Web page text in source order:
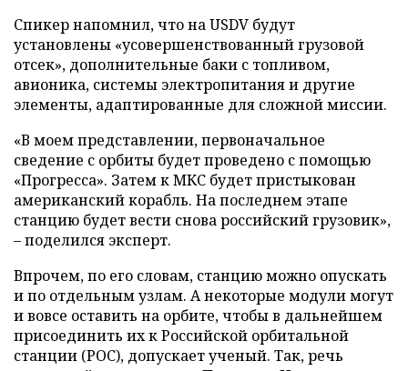
Спикер напомнил, что на USDV будут
установлены «усовершенствованный грузовой
отсек», дополнительные баки с топливом,
авионика, системы электропитания и другие
элементы, адаптированные для сложной миссии.
«В моем представлении, первоначальное
сведение с орбиты будет проведено с помощью
«Прогресса». Затем к МКС будет пристыкован
американский корабль. На последнем этапе
станцию будет вести снова российский грузовик»,
– поделился эксперт.
Впрочем, по его словам, станцию можно опускать
и по отдельным узлам. А некоторые модули могут
и вовсе оставить на орбите, чтобы в дальнейшем
присоединить их к Российской орбитальной
станции (РОС), допускает ученый. Так, речь